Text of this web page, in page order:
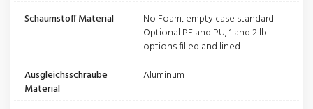
Schaumstoff Material
No Foam, empty case standard
Optional PE and PU, 1 and 2 lb.
options filled and lined
Ausgleichsschraube
Material
Aluminum